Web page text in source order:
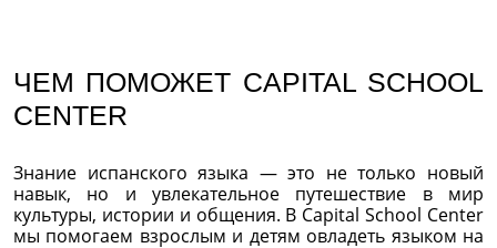
ЧЕМ ПОМОЖЕТ CAPITAL SCHOOL
CENTER
Знание испанского языка — это не только новый
навык, но и увлекательное путешествие в мир
культуры, истории и общения. В Capital School Center
мы помогаем взрослым и детям овладеть языком на